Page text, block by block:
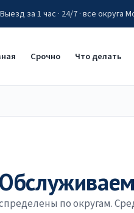
Выезд за 1 час · 24/7 · все округа
Срочно Что делать
по округам.